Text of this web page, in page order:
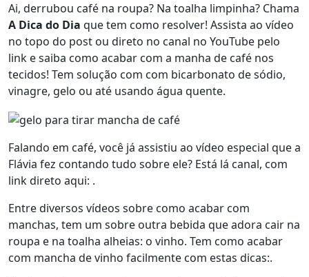
Ai, derrubou café na roupa? Na toalha limpinha? Chama
A Dica do Dia que tem como resolver! Assista ao vídeo
no topo do post ou direto no canal no YouTube pelo
link e saiba como acabar com a manha de café nos
tecidos! Tem solução com com bicarbonato de sódio,
vinagre, gelo ou até usando água quente.
Falando em café, você já assistiu ao vídeo especial que a
Flávia fez contando tudo sobre ele? Está lá canal, com
link direto aqui: .
Entre diversos vídeos sobre como acabar com
manchas, tem um sobre outra bebida que adora cair na
roupa e na toalha alheias: o vinho. Tem como acabar
com mancha de vinho facilmente com estas dicas:.